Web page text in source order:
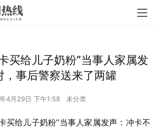
买给儿子奶粉”当事人家属发
，事后警察送来了两罐
4月29日 下午1:58 未分类
买给儿子奶粉”当事人家属发声：冲卡不